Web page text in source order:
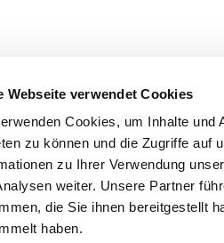
Webseite verwendet Cookies
Cookies, um Inhalte und
zu können und die Zugriffe auf
zu Ihrer Verwendung
weiter. Unsere Partner
die Sie ihnen bereitgestellt
haben.